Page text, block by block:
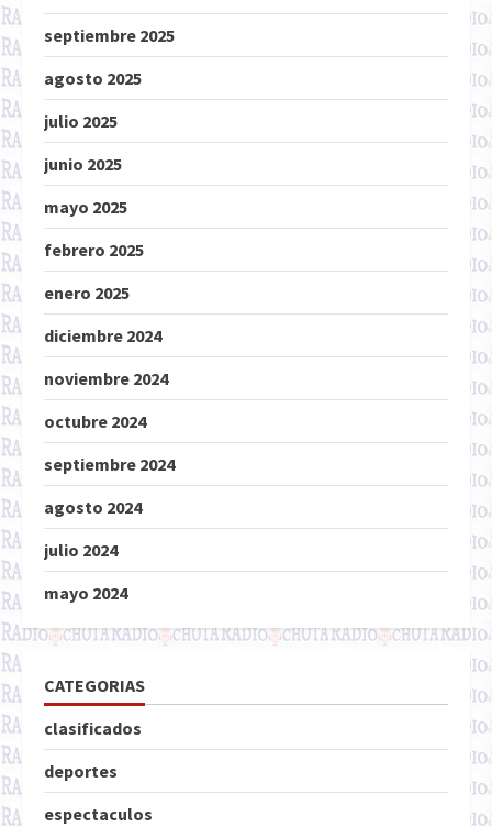
septiembre 2025
agosto 2025
julio 2025
junio 2025
mayo 2025
febrero 2025
enero 2025
diciembre 2024
noviembre 2024
octubre 2024
septiembre 2024
agosto 2024
julio 2024
mayo 2024
CATEGORIAS
clasificados
deportes
espectaculos